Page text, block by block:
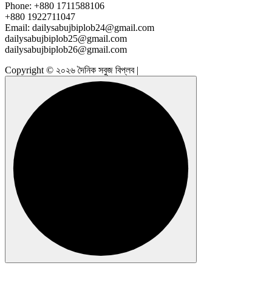
Phone: +880 1711588106
+880 1922711047
Email: dailysabujbiplob24@gmail.com
dailysabujbiplob25@gmail.com
dailysabujbiplob26@gmail.com
Copyright © ২০২৬ দৈনিক সবুজ বিপ্লব |